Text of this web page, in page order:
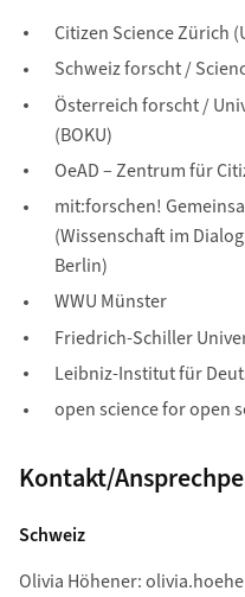
Citizen Science Zürich
Schweiz forscht /
Österreich forscht /
(BOKU)
OeAD – Zentrum für
mit:forschen!
(Wissenschaft im
Berlin)
WWU Münster
Friedrich-Schiller
Leibniz-Institut für
open science for open
Kontakt/
Schweiz
Olivia Höhener: